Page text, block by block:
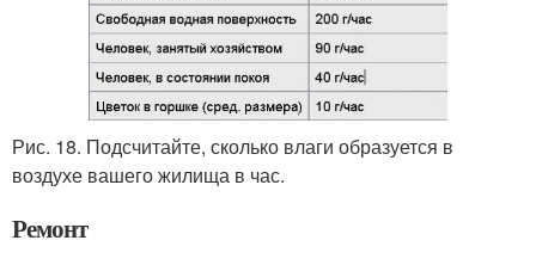
Рис. 18. Подсчитайте, сколько влаги образуется в
воздухе вашего жилища в час.
Ремонт